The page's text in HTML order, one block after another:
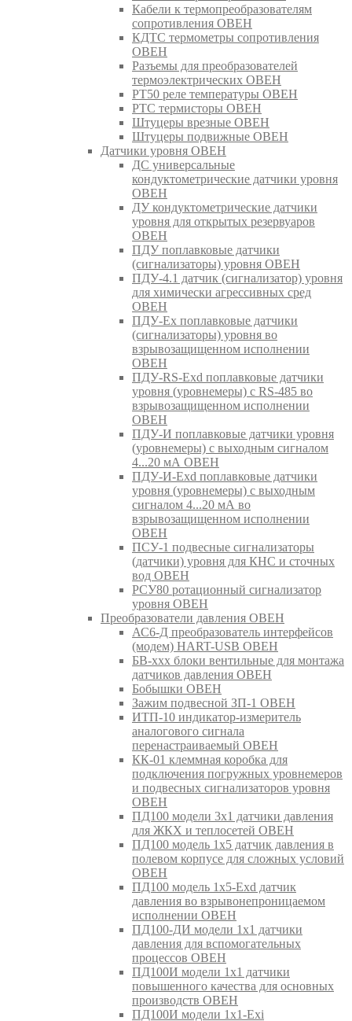
Кабели к термопреобразователям
сопротивления ОВЕН
КДТС термометры сопротивления
ОВЕН
Разъемы для преобразователей
термоэлектрических ОВЕН
РТ50 реле температуры ОВЕН
РТС термисторы ОВЕН
Штуцеры врезные ОВЕН
Штуцеры подвижные ОВЕН
Датчики уровня ОВЕН
ДС универсальные
кондуктометрические датчики уровня
ОВЕН
ДУ кондуктометрические датчики
уровня для открытых резервуаров
ОВЕН
ПДУ поплавковые датчики
(сигнализаторы) уровня ОВЕН
ПДУ-4.1 датчик (сигнализатор) уровня
для химически агрессивных сред
ОВЕН
ПДУ-Ex поплавковые датчики
(сигнализаторы) уровня во
взрывозащищенном исполнении
ОВЕН
ПДУ-RS-Exd поплавковые датчики
уровня (уровнемеры) с RS-485 во
взрывозащищенном исполнении
ОВЕН
ПДУ-И поплавковые датчики уровня
(уровнемеры) с выходным сигналом
4...20 мА ОВЕН
ПДУ-И-Exd поплавковые датчики
уровня (уровнемеры) с выходным
сигналом 4...20 мА во
взрывозащищенном исполнении
ОВЕН
ПСУ-1 подвесные сигнализаторы
(датчики) уровня для КНС и сточных
вод ОВЕН
РСУ80 ротационный сигнализатор
уровня ОВЕН
Преобразователи давления ОВЕН
АС6-Д преобразователь интерфейсов
(модем) HART-USB ОВЕН
БВ-ххх блоки вентильные для монтажа
датчиков давления ОВЕН
Бобышки ОВЕН
Зажим подвесной ЗП-1 ОВЕН
ИТП-10 индикатор-измеритель
аналогового сигнала
перенастраиваемый ОВЕН
КК-01 клеммная коробка для
подключения погружных уровнемеров
и подвесных сигнализаторов уровня
ОВЕН
ПД100 модели 3х1 датчики давления
для ЖКХ и теплосетей ОВЕН
ПД100 модель 1х5 датчик давления в
полевом корпусе для сложных условий
ОВЕН
ПД100 модель 1х5-Exd датчик
давления во взрывонепроницаемом
исполнении ОВЕН
ПД100-ДИ модели 1х1 датчики
давления для вспомогательных
процессов ОВЕН
ПД100И модели 1х1 датчики
повышенного качества для основных
производств ОВЕН
ПД100И модели 1х1-Exi